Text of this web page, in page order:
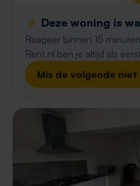
⚡️ Deze woning is
Reageer binnen 15
Rent.nl ben je altijd als
Mis de volgende